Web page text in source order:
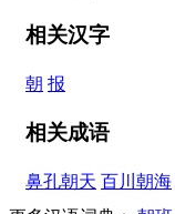
相关汉字
朝 报
相关成语
鼻孔朝天 百川朝海